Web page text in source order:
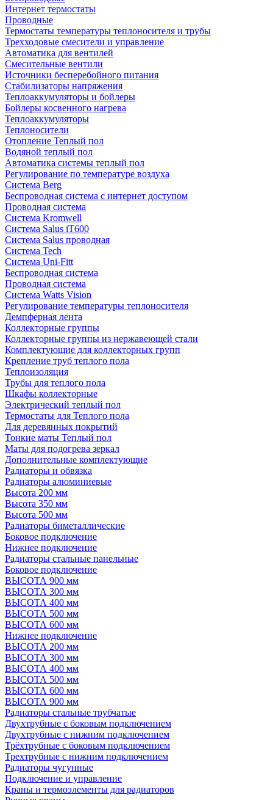
Интернет термостаты
Проводные
Термостаты температуры теплоносителя и трубы
Трехходовые смесители и управление
Автоматика для вентилей
Смесительные вентили
Источники бесперебойного питания
Стабилизаторы напряжения
Теплоаккумуляторы и бойлеры
Бойлеры косвенного нагрева
Теплоаккумуляторы
Теплоносители
Отопление Теплый пол
Водяной теплый пол
Автоматика системы теплый пол
Регулирование по температуре воздуха
Система Berg
Беспроводная система с интернет доступом
Проводная система
Система Kromwell
Система Salus iT600
Система Salus проводная
Система Tech
Система Uni-Fitt
Беспроводная система
Проводная система
Система Watts Vision
Регулирование температуры теплоносителя
Демпферная лента
Коллекторные группы
Коллекторные группы из нержавеющей стали
Комплектующие для коллекторных групп
Крепление труб теплого пола
Теплоизоляция
Трубы для теплого пола
Шкафы коллекторные
Электрический теплый пол
Термостаты для Теплого пола
Для деревянных покрытий
Тонкие маты Теплый пол
Маты для подогрева зеркал
Дополнительные комплектующие
Радиаторы и обвязка
Радиаторы алюминиевые
Высота 200 мм
Высота 350 мм
Высота 500 мм
Радиаторы биметаллические
Боковое подключение
Нижнее подключение
Радиаторы стальные панельные
Боковое подключение
ВЫСОТА 900 мм
ВЫСОТА 300 мм
ВЫСОТА 400 мм
ВЫСОТА 500 мм
ВЫСОТА 600 мм
Нижнее подключение
ВЫСОТА 200 мм
ВЫСОТА 300 мм
ВЫСОТА 400 мм
ВЫСОТА 500 мм
ВЫСОТА 600 мм
ВЫСОТА 900 мм
Радиаторы стальные трубчатые
Двухтрубные с боковым подключением
Двухтрубные с нижним подключением
Трёхтрубные с боковым подключением
Трехтрубные с нижним подключением
Радиаторы чугунные
Подключение и управление
Краны и термоэлементы для радиаторов